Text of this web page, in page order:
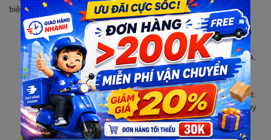
biện pháp khắc phục sau:
Xin lỗi:Cửa hàng sẽ gửi lời xin lỗi chân thành đến người
tiêu dùng.
Sửa chữa, khắc phục:Cửa hàng sẽ tiến hành sửa chữa,
khắc phục hậu quả do vi phạm gây ra (nếu có).
Bồi thường thiệt hại:Cửa hàng sẽ bồi thường thiệt hại
(nếu có) cho người tiêu dùng theo quy định của pháp luật.
Cải thiện quy trình:Cửa hàng sẽ rà soát và cải thiện quy
trình thu thập, lưu trữ và sử dụng thông tin cá nhân để
ngăn chặn các vi phạm tương tự xảy ra trong tương lai.